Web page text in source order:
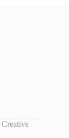
Creative